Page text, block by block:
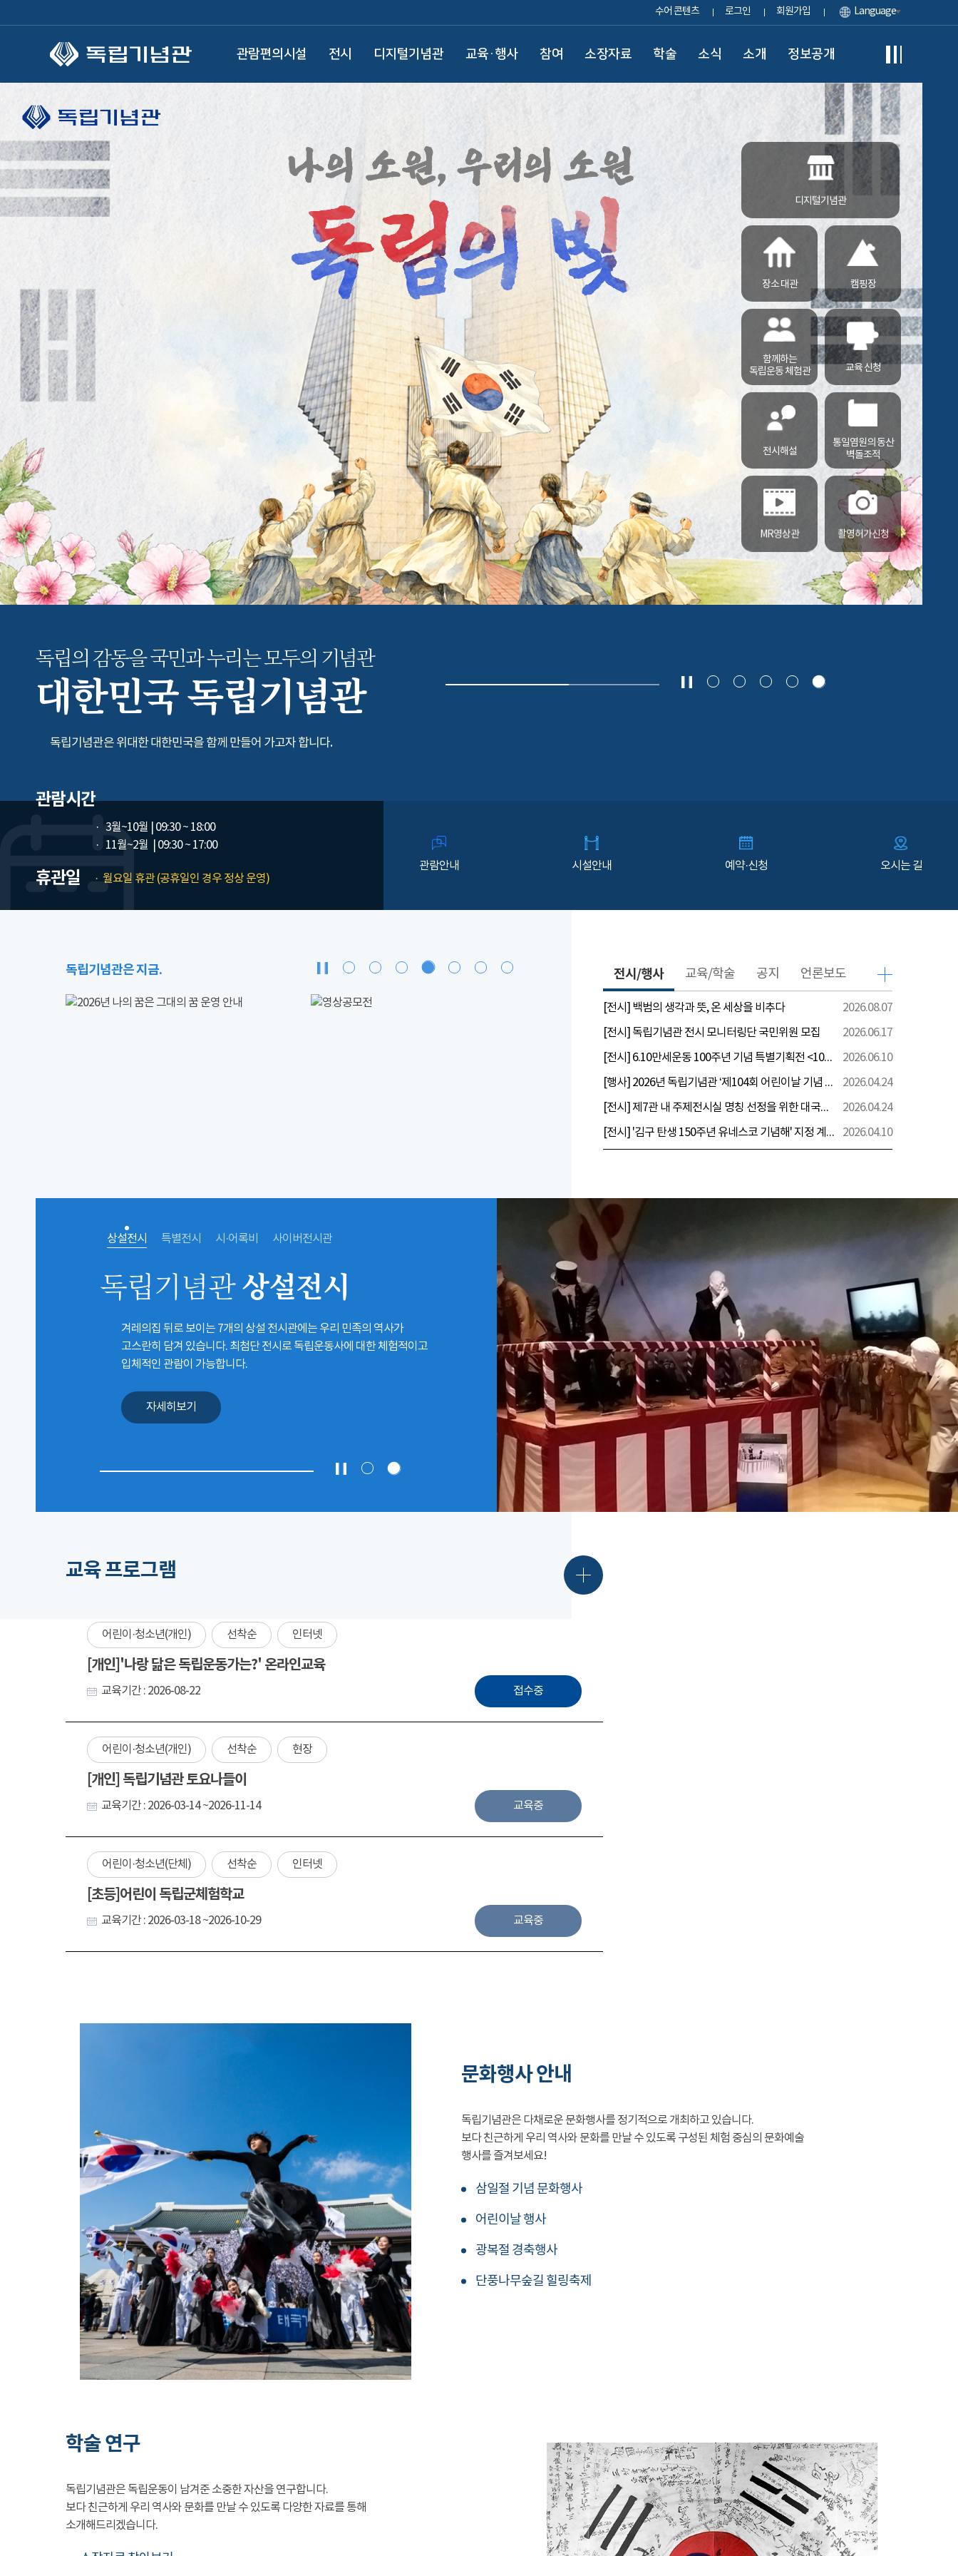
수어 콘텐츠 로그인 회원가입 Language
관람편의시설 전시 디지털기념관 교육·행사 참여 소장자료 학술 소식 소개 정보공개
디지털기념관
장소 대관 캠핑장
함께하는
독립운동 체험관
교육 신청
전시해설
통일염원의 동산
벽돌조적
MR영상관 촬영허가신청
독립의 감동을 국민과 누리는모두의 기념관
대한민국 독립기념관
독립기념관은 위대한 대한민국을 함께 만들어 가고자 합니다.
관람시간
3월~10월
| 09:30 ~ 18:00
11월~2월
| 09:30 ~ 17:00
휴관일 월요일 휴관 (공휴일인 경우 정상 운영)
관람안내 시설안내 예약·신청 오시는 길
독립기념관은 지금. 전시/행사
[전시] 백범의 생각과 뜻, 온 세상을 비추다
2026.08.07
[전시] 독립기념관 전시 모니터링단 국민위원 모집
2026.06.17
[전시] 6.10만세운동 100주년 기념 특별기획전 <100년 전 그날을 보다: 6.10만세운동>
2026.06.10
[행사] 2026년 독립기념관 ‘제104회 어린이날 기념 행사’ 안내
2026.04.24
[전시] 제7관 내 주제전시실 명칭 선정을 위한 대국민 의견 수렴 실시
2026.04.24
[전시] '김구 탄생 150주년 유네스코 기념해' 지정 계기 AI영상 국민공모 개최 안내
2026.04.10
교육/학술 공지 언론보도
상설전시 특별전시 시·어록비 사이버전시관
독립기념관상설전시
겨레의집 뒤로 보이는 7개의 상설 전시관에는 우리 민족의 역사가
고스란히 담겨 있습니다. 최첨단 전시로 독립운동사에 대한 체험적이고
입체적인 관람이 가능합니다.
자세히보기
교육 프로그램
어린이·청소년(개인) 선착순 인터넷
[개인]'나랑 닮은 독립운동가는?' 온라인교육
교육기간 : 2026-08-22 접수중
어린이·청소년(개인) 선착순 현장
[개인] 독립기념관 토요나들이
교육기간 : 2026-03-14 ~2026-11-14 교육중
어린이·청소년(단체) 선착순 인터넷
[초등]어린이 독립군체험학교
교육기간 : 2026-03-18 ~2026-10-29 교육중
문화행사 안내
독립기념관은 다채로운 문화행사를 정기적으로 개최하고 있습니다.
보다 친근하게 우리 역사와 문화를 만날 수 있도록 구성된 체험 중심의 문화예술
행사를 즐겨보세요!
삼일절 기념 문화행사
어린이날 행사
광복절 경축행사
단풍나무숲길 힐링축제
학술 연구
독립기념관은 독립운동이 남겨준 소중한 자산을 연구합니다.
보다 친근하게 우리 역사와 문화를 만날 수 있도록 다양한 자료를 통해
소개해드리겠습니다.